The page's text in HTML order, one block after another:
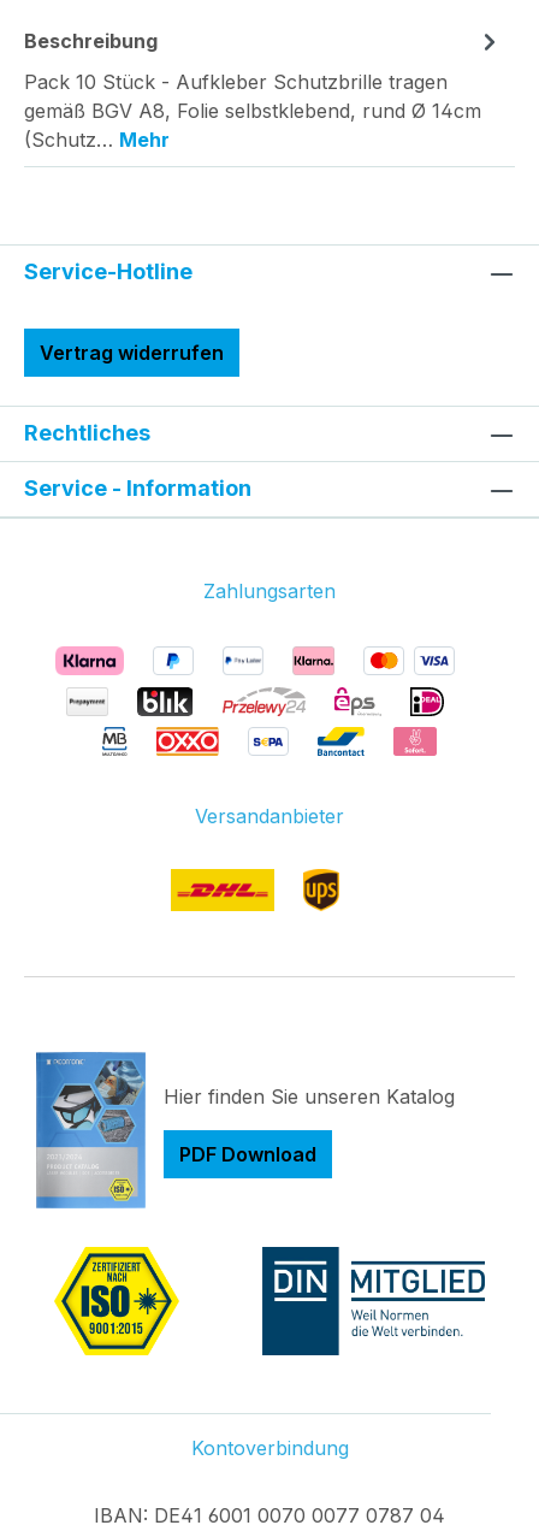
Beschreibung
Pack 10 Stück - Aufkleber Schutzbrille tragen
gemäß BGV A8, Folie selbstklebend, rund Ø 14cm
(Schutz… Mehr
Service-Hotline
Vertrag widerrufen
Rechtliches
Service - Information
Zahlungsarten
Versandanbieter
Hier finden Sie unseren Katalog
PDF Download
Kontoverbindung
IBAN: DE41 6001 0070 0077 0787 04